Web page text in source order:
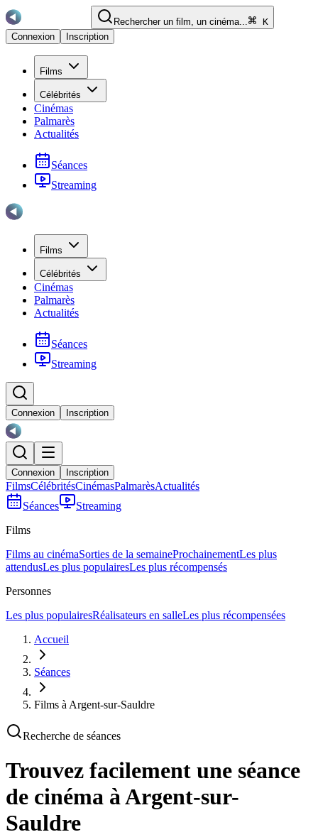
Rechercher un film, un cinéma...
K
Connexion
Inscription
Films
Célébrités
Cinémas
Palmarès
Actualités
Séances
Streaming
Films
Célébrités
Cinémas
Palmarès
Actualités
Séances
Streaming
Connexion Inscription
Connexion Inscription
FilmsCélébritésCinémasPalmarèsActualités
Séances
Streaming
Films
Films au cinémaSorties de la semaineProchainementLes plus
attendusLes plus populairesLes plus récompensés
Personnes
Les plus populairesRéalisateurs en salleLes plus récompensées
Accueil
Séances
Films à Argent-sur-Sauldre
Recherche de séances
Trouvez facilement une séance
de cinéma à Argent-sur-
Sauldre